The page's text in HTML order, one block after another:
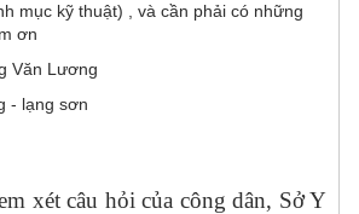
mục kỹ thuật) , và cần phải có những
ơn
Văn Lương
- lạng sơn
xét câu hỏi của công dân, Sở Y